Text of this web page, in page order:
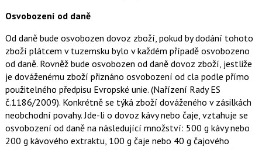
Osvobození od daně
Od daně bude osvobozen dovoz zboží, pokud by dodání tohoto
zboží plátcem v tuzemsku bylo v každém případě osvobozeno
od daně. Rovněž bude osvobozen od daně dovoz zboží, jestliže
je dováženému zboží přiznáno osvobození od cla podle přímo
použitelného předpisu Evropské unie. (Nařízení Rady ES
č.1186/2009). Konkrétně se týká zboží dováženého v zásilkách
neobchodní povahy. Jde-li o dovoz kávy nebo čaje, vztahuje se
osvobození od daně na následující množství: 500 g kávy nebo
200 g kávového extraktu, 100 g čaje nebo 40 g čajového